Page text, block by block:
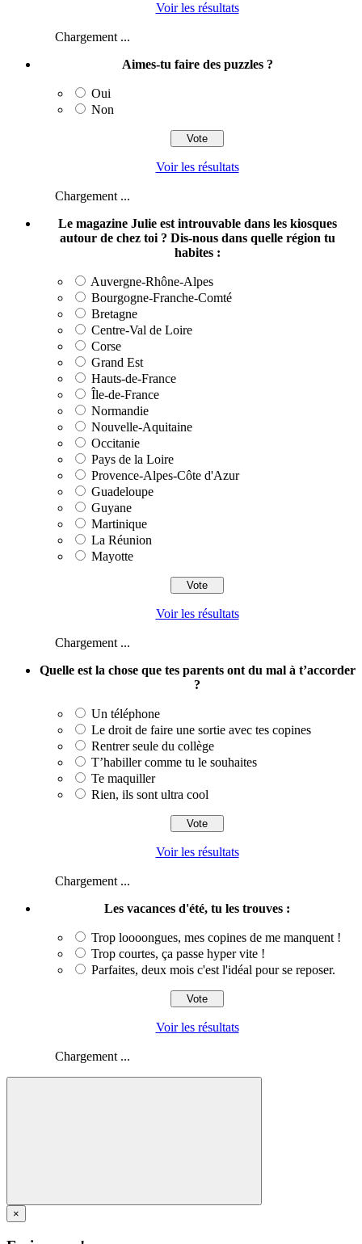
Voir les résultats
Chargement ...
Aimes-tu faire des puzzles ?
Oui
Non
Voir les résultats
Chargement ...
Le magazine Julie est introuvable dans les kiosques
autour de chez toi ? Dis-nous dans quelle région tu
habites :
Auvergne-Rhône-Alpes
Bourgogne-Franche-Comté
Bretagne
Centre-Val de Loire
Corse
Grand Est
Hauts-de-France
Île-de-France
Normandie
Nouvelle-Aquitaine
Occitanie
Pays de la Loire
Provence-Alpes-Côte d'Azur
Guadeloupe
Guyane
Martinique
La Réunion
Mayotte
Voir les résultats
Chargement ...
Quelle est la chose que tes parents ont du mal à t’accorder
?
Un téléphone
Le droit de faire une sortie avec tes copines
Rentrer seule du collège
T’habiller comme tu le souhaites
Te maquiller
Rien, ils sont ultra cool
Voir les résultats
Chargement ...
Les vacances d'été, tu les trouves :
Trop loooongues, mes copines de me manquent !
Trop courtes, ça passe hyper vite !
Parfaites, deux mois c'est l'idéal pour se reposer.
Voir les résultats
Chargement ...
×